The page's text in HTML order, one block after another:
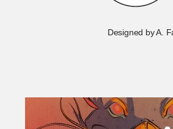
Designed by A.